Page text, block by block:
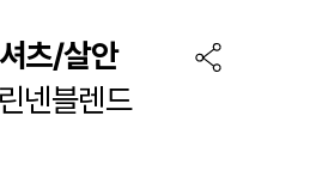
츠/살안
넨블렌드